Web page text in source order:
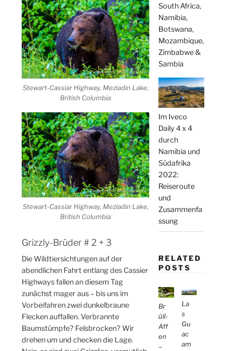
Stewart-Cassiar Highway, Meziadin Lake,
British Columbia
Stewart-Cassiar Highway, Meziadin Lake,
British Columbia
Grizzly-Brüder # 2 + 3
Die Wildtiersichtungen auf der
abendlichen Fahrt entlang des Cassier
Highways fallen an diesem Tag
zunächst mager aus – bis uns im
Vorbeifahren zwei dunkelbraune
Flecken auffallen. Verbrannte
Baumstümpfe? Felsbrocken? Wir
drehen um und checken die Lage.
South Africa,
Namibia,
Botswana,
Mozambique,
Zimbabwe &
Sambia
Im Iveco
Daily 4 x 4
durch
Namibia und
Südafrika
2022:
Reiseroute
und
Zusammenfa
ssung
RELATED
POSTS
Br
üll-
Aff
en
–
La
s
Gu
ac
am